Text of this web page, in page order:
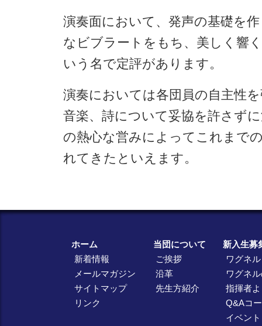
演奏面において、発声の基礎を
なビブラートをもち、美しく響
いう名で定評があります。
演奏においては各団員の自主性
音楽、詩について妥協を許さず
の熱心な営みによってこれまで
れてきたといえます。
ホーム
新着情報
メールマガジン
サイトマップ
リンク
当団について
ご挨拶
沿革
先生方紹介
新入生募
ワグネ
ワグネ
指揮者
Q&Aコ
イベン